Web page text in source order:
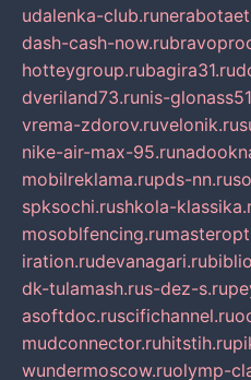
udalenka-club.ru
dash-cash-now.ru
hotteygroup.rubagira31.ru
dveriland73.runis-
vrema-zdorov.ruvelonik.ru
nike-air-max-95.ru
mobilreklama.rupds-nn.ru
spksochi.rushkola-
mosoblfencing.ru
iration.rudevanagari.ru
dk-tulamash.rus-dez-s.ru
asoftdoc.ruscifichannel.ru
mudconnector.ruhitstih.ru
wundermoscow.ruolymp-